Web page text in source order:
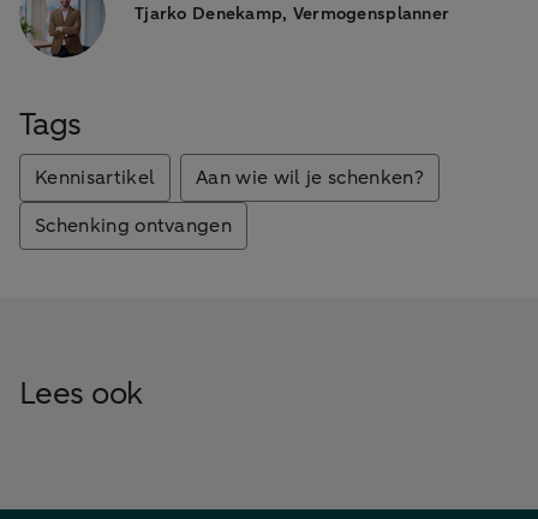
Tjarko Denekamp, Vermogensplanner
Tags
Kennisartikel
Aan wie wil je schenken?
Schenking ontvangen
Lees ook